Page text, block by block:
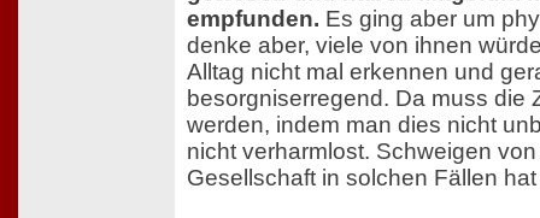
empfunden. Es ging aber um
denke aber, viele von ihnen
Alltag nicht mal erkennen und
besorgniserregend. Da muss die
werden, indem man dies nicht
nicht verharmlost. Schweigen
Gesellschaft in solchen Fällen